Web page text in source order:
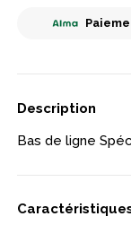
Description
Bas de ligne